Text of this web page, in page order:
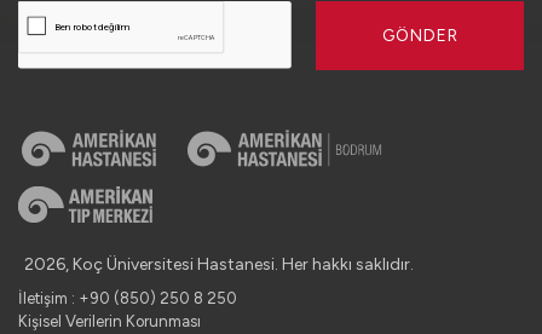
GÖNDER
2026, Koç Üniversitesi Hastanesi. Her hakkı saklıdır.
İletişim : +90 (850) 250 8 250
Kişisel Verilerin Korunması